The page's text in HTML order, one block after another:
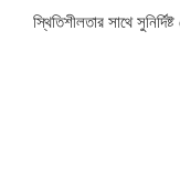
স্থিতিশীলতার সাথে